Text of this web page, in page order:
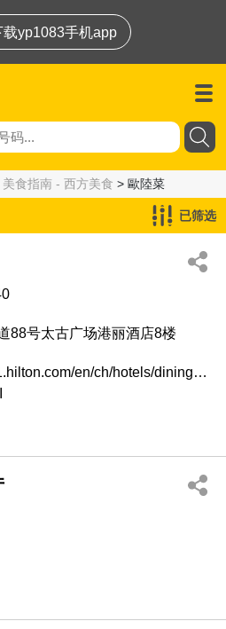
载yp1083手机app
美食指南 - 西方美食 > 歐陸菜
已筛选
88号太古广场港丽酒店8楼
en/ch/hotels/dining.do?